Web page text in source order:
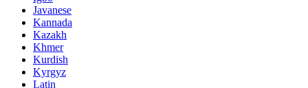
Javanese
Kannada
Kazakh
Khmer
Kurdish
Kyrgyz
Latin